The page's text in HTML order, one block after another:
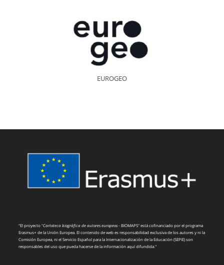
EUROGEO
"El proyecto "Cartoteca biográfica de autores europeos- BIOMAPS" está cofinanciado por el programa
Erasmus+ de la Unión Europea. El contenido de web es responsabilidad exclusiva de los autores y ni la
Comisión Europea, ni el Servicio Español para la Internacionalización de la Educación (SEPIE) son
responsables del uso que pueda hacerse de la información aquí difundida."